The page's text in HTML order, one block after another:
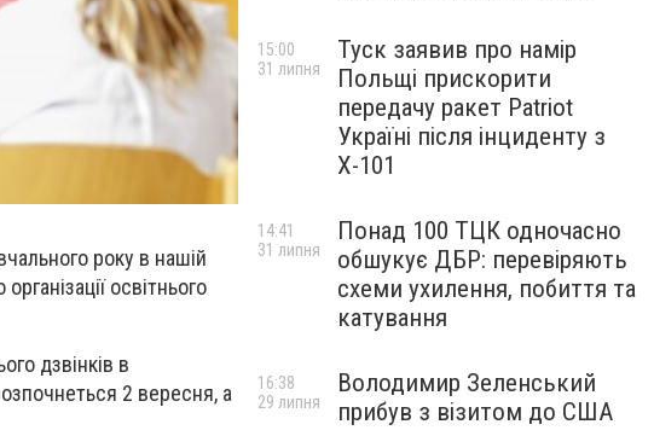
року в нашій
освітнього
дзвінків в
2 вересня, а
Туск заявив про намір
Польщі прискорити
передачу ракет Patriot
Україні після інциденту з
Х-101
15:00
31 липня
Понад 100 ТЦК одночасно
обшукує ДБР: перевіряють
схеми ухилення, побиття та
катування
14:41
31 липня
Володимир Зеленський
прибув з візитом до США
16:38
29 липня